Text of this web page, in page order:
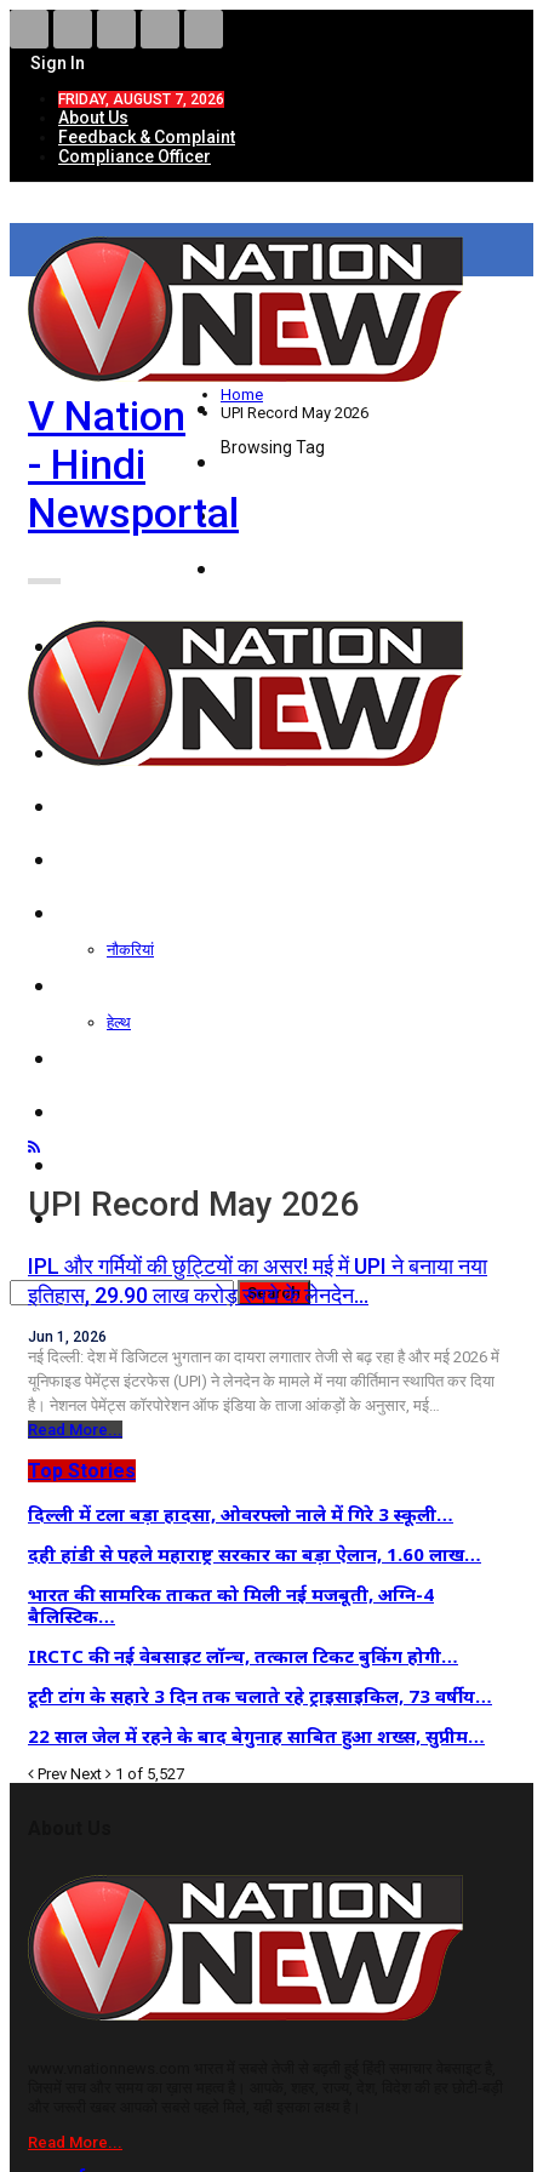
Sign In
FRIDAY, AUGUST 7, 2026
About Us
Feedback & Complaint
Compliance Officer
V Nation
- Hindi
Newsportal
HOME
ताज़ा खबरें
देश
विदेश
राज्य
दिल्ली/NCR
राजनीति
कारोबार
नौकरियां
हेल्थ
विज्ञान तकनीकी
Home
UPI Record May 2026
Browsing Tag
UPI Record May 2026
IPL और गर्मियों की छुट्टियों का असर! मई में UPI ने बनाया नया
इतिहास, 29.90 लाख करोड़ रुपये के लेनदेन…
Jun 1, 2026
नई दिल्ली: देश में डिजिटल भुगतान का दायरा लगातार तेजी से बढ़ रहा है और मई 2026 में
यूनिफाइड पेमेंट्स इंटरफेस (UPI) ने लेनदेन के मामले में नया कीर्तिमान स्थापित कर दिया
है। नेशनल पेमेंट्स कॉरपोरेशन ऑफ इंडिया के ताजा आंकड़ों के अनुसार, मई…
Read More...
Top Stories
दिल्ली में टला बड़ा हादसा, ओवरफ्लो नाले में गिरे 3 स्कूली…
दही हांडी से पहले महाराष्ट्र सरकार का बड़ा ऐलान, 1.60 लाख…
भारत की सामरिक ताकत को मिली नई मजबूती, अग्नि-4
बैलिस्टिक…
IRCTC की नई वेबसाइट लॉन्च, तत्काल टिकट बुकिंग होगी…
टूटी टांग के सहारे 3 दिन तक चलाते रहे ट्राइसाइकिल, 73 वर्षीय…
22 साल जेल में रहने के बाद बेगुनाह साबित हुआ शख्स, सुप्रीम…
Prev Next 1 of 5,527
Read More...